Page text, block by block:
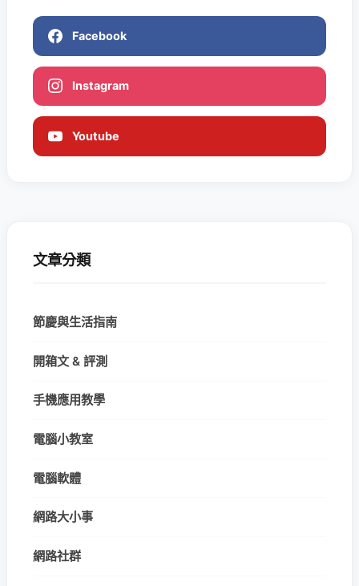
Facebook
Instagram
Youtube
文章分類
節慶與生活指南
開箱文 & 評測
手機應用教學
電腦小教室
電腦軟體
網路大小事
網路社群